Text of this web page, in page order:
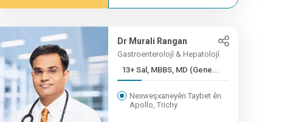
Dr Murali Rangan
Gastroenterolojî & Hepatolojî
13+ Sal, MBBS, MD (Gene...
Nexweşxaneyên Taybet ên
Apollo, Trichy